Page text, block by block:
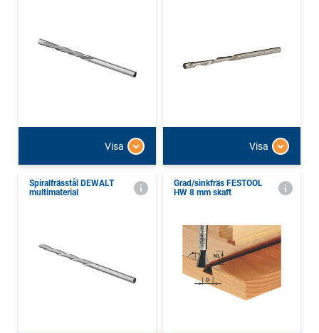
Visa Visa
Spiralfrässtål DEWALT
multimaterial
Grad/sinkfräs FESTOOL
HW 8 mm skaft